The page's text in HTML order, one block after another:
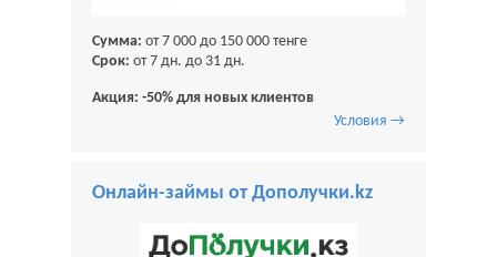
Сумма: от 7 000 до 150 000 тенге
Срок: от 7 дн. до 31 дн.
Акция: -50% для новых клиентов
Условия →
Онлайн-займы от Дополучки.kz